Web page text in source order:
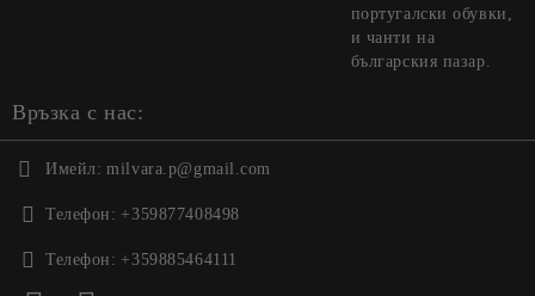
португалски обувки,
и чанти на
българския пазар.
Връзка с нас:
Имейл: milvara.p@gmail.com
Телефон: +359877408498
Телефон: +359885464111